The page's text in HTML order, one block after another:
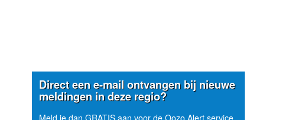
Direct een e-mail ontvangen bij nieuwe
meldingen in deze regio?
Meld je dan GRATIS aan voor de Oozo Alert service